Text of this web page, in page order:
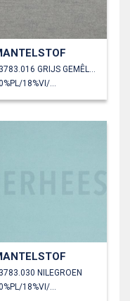
03783.016 GRIJS GEMÊLEERD
80%PL/18%VI/2%EA
NILEGROEN
80%PL/18%VI/2%EA